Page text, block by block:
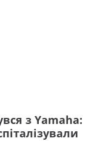
з Yamaha: